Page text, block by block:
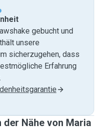
gebucht und
unsere
sicherzugehen, dass
Erfahrung
Nähe von Maria